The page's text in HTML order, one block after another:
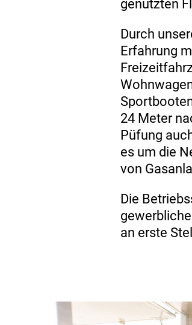
genutzten
Durch
Erfahrung
24 Meter
Püfung
es um die
von
Die
an erste